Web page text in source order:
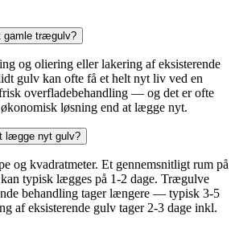
gamle trægulv?
og oliering eller lakering af eksisterende
gulv kan ofte få et helt nyt liv ved en
overfladebehandling — og det er ofte
løsning end at lægge nyt.
lægge nyt gulv?
og kvadratmeter. Et gennemsnitligt rum på
typisk lægges på 1-2 dage. Trægulve
behandling tager længere — typisk 3-5
af eksisterende gulv tager 2-3 dage inkl.